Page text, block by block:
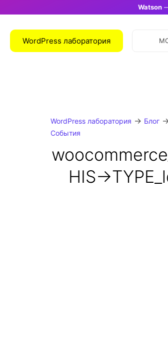
Watson
WordPress лаборатория
WordPress лаборатория → Блог
События
HIS-